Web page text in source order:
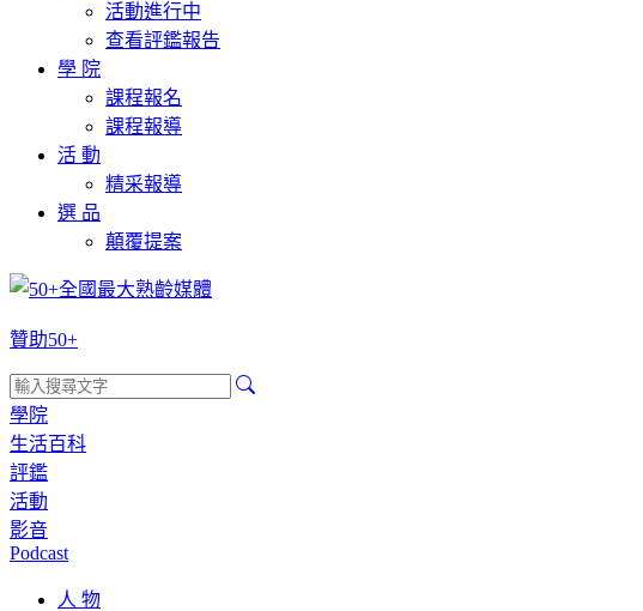
活動進行中
查看評鑑報告
學 院
課程報名
課程報導
活 動
精采報導
選 品
顛覆提案
贊助50+
學院
生活百科
評鑑
活動
影音
Podcast
人 物